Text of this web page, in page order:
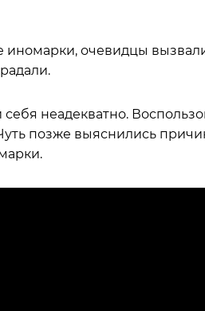
иномарки, очевидцы
неадекватно.
позже выяснились